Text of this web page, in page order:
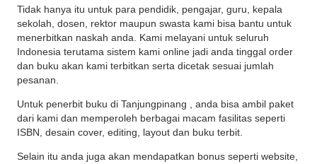
Tidak hanya itu untuk para pendidik, pengajar, guru, kepala
sekolah, dosen, rektor maupun swasta kami bisa bantu untuk
menerbitkan naskah anda. Kami melayani untuk seluruh
Indonesia terutama sistem kami online jadi anda tinggal order
dan buku akan kami terbitkan serta dicetak sesuai jumlah
pesanan.
Untuk penerbit buku di Tanjungpinang , anda bisa ambil paket
dari kami dan memperoleh berbagai macam fasilitas seperti
ISBN, desain cover, editing, layout dan buku terbit.
Selain itu anda juga akan mendapatkan bonus seperti website,